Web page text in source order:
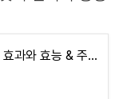
글루타치온(Glutathione) 효과와 효능 & 주의사항